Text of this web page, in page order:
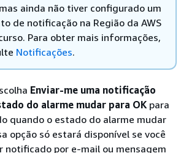
mas ainda não tiver configurado um
de notificação na Região da AWS
Para obter mais informações,
Notificações.
Enviar-me uma notificação
do alarme mudar para OKpara
quando o estado do alarme mudar
opção só estará disponível se você
notificado por e-mail ou mensagem